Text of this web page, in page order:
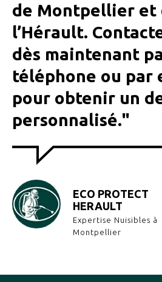
de Montpellier et
l’Hérault.
dès maintenant
téléphone ou par
pour obtenir un
personnalisé."
ECO PROTECT
HERAULT
Expertise Nuisibles à
Montpellier